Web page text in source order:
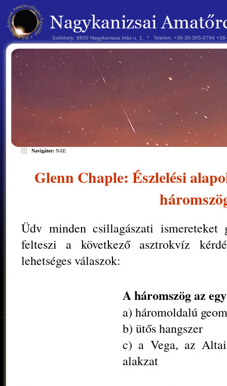
Székhely: 8800 Nagykanizsa Irtás u. 1. * Telefon: +36-30-305-0794
Navigátor: NAE
Glenn Chaple: Észlelési
Üdv minden csillagászati ismereteket
felteszi a következő asztrokvíz
lehetséges válaszok:
A háromszög az egy
a) háromoldalú
b) ütős hangszer
c) a Vega, az
alakzat